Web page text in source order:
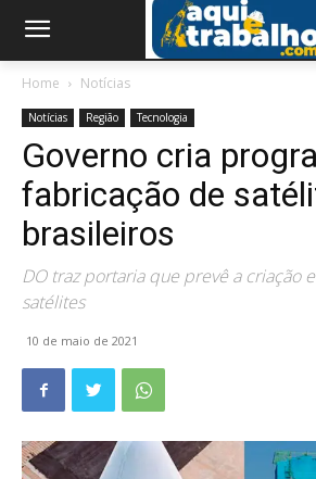
Home Notícias
Notícias Região Tecnologia
Governo cria
fabricação de
brasileiros
DO traz portaria que prevê a criação
satélites
10 de maio de 2021